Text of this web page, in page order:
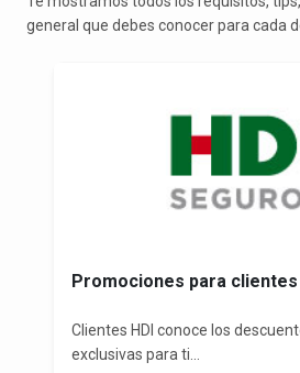
general que debes conocer para cada
Promociones para clientes
Clientes HDI conoce los
exclusivas para ti...